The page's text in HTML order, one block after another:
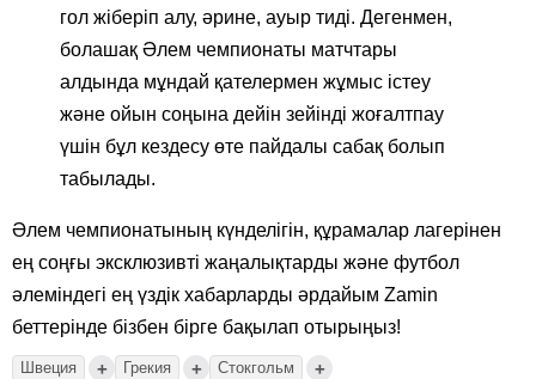
гол жіберіп алу, әрине, ауыр тиді. Дегенмен,
болашақ Әлем чемпионаты матчтары
алдында мұндай қателермен жұмыс істеу
және ойын соңына дейін зейінді жоғалтпау
үшін бұл кездесу өте пайдалы сабақ болып
табылады.
Әлем чемпионатының күнделігін, құрамалар лагерінен
ең соңғы эксклюзивті жаңалықтарды және футбол
әлеміндегі ең үздік хабарларды әрдайым Zamin
беттерінде бізбен бірге бақылап отырыңыз!
Швеция + Грекия + Стокгольм +